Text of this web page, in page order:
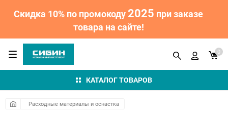
Скидка 10% по промокоду2025 при заказе
товара на сайте!
КАТАЛОГ ТОВАРОВ
0
Расходные материалы и оснастка